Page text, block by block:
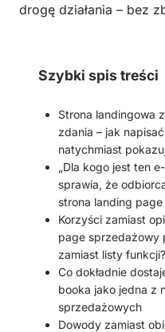
drogę działania – bez
Szybki spis treści
Strona landingowa
zdania – jak
natychmiast
„Dla kogo jest ten
sprawia, że
strona landing page
Korzyści zamiast
page sprzedażowy
zamiast listy funkcji?
Co dokładnie
booka jako jedna z
sprzedażowych
Dowody zamiast